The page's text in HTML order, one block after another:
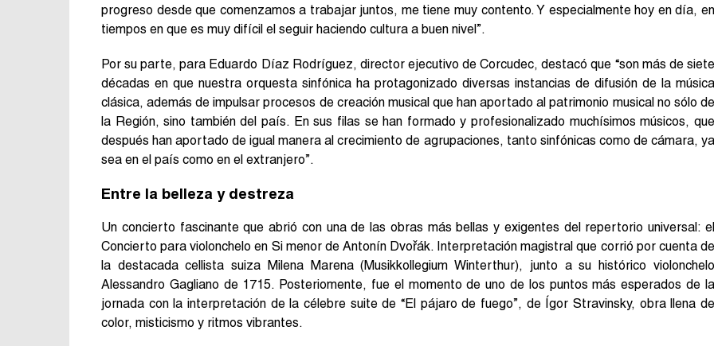
progreso desde que comenzamos a trabajar juntos, me tiene muy contento. Y especialmente hoy en día, en
tiempos en que es muy difícil el seguir haciendo cultura a buen nivel”.
Por su parte, para Eduardo Díaz Rodríguez, director ejecutivo de Corcudec, destacó que “son más de siete
décadas en que nuestra orquesta sinfónica ha protagonizado diversas instancias de difusión de la música
clásica, además de impulsar procesos de creación musical que han aportado al patrimonio musical no sólo de
la Región, sino también del país. En sus filas se han formado y profesionalizado muchísimos músicos, que
después han aportado de igual manera al crecimiento de agrupaciones, tanto sinfónicas como de cámara, ya
sea en el país como en el extranjero”.
Entre la belleza y destreza
Un concierto fascinante que abrió con una de las obras más bellas y exigentes del repertorio universal: el
Concierto para violonchelo en Si menor de Antonín Dvořák. Interpretación magistral que corrió por cuenta de
la destacada cellista suiza Milena Marena (Musikkollegium Winterthur), junto a su histórico violonchelo
Alessandro Gagliano de 1715. Posteriomente, fue el momento de uno de los puntos más esperados de la
jornada con la interpretación de la célebre suite de “El pájaro de fuego”, de Ígor Stravinsky, obra llena de
color, misticismo y ritmos vibrantes.